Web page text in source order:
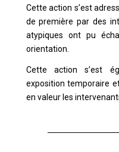
Cette action s’est
de première par des
atypiques ont pu
orientation.
Cette action s’est
exposition temporaire
en valeur les